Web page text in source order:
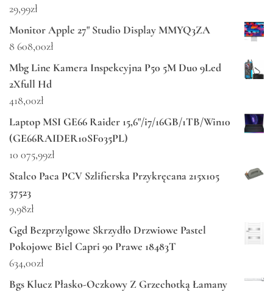
29,99zł
Monitor Apple 27" Studio Display MMYQ3ZA
8 608,00zł
Mbg Line Kamera Inspekcyjna P50 5M Duo 9Led
2Xfull Hd
418,00zł
Laptop MSI GE66 Raider 15,6"/i7/16GB/1TB/Win10
(GE66RAIDER10SF035PL)
10 075,99zł
Stalco Paca PCV Szlifierska Przykręcana 215x105
37523
9,98zł
Ggd Bezprzylgowe Skrzydło Drzwiowe Pastel
Pokojowe Biel Capri 90 Prawe 18483T
634,00zł
Bgs Klucz Płasko-Oczkowy Z Grzechotką Łamany